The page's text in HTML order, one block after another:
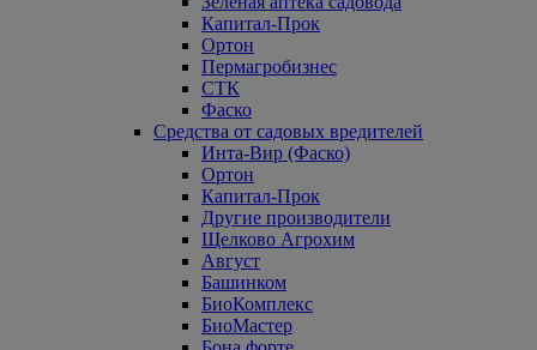
Капитал-Прок
Ортон
Пермагробизнес
СТК
Фаско
Средства от садовых вредителей
Инта-Вир (Фаско)
Ортон
Капитал-Прок
Другие производители
Щелково Агрохим
Август
Башинком
БиоКомплекс
БиоМастер